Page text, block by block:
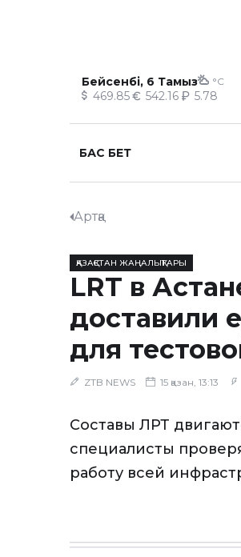
Бейсенбі, 6 Тамыз °C
469.85 542.16 5.78
БАС БЕТ
Артқа
ҚАЗАҚСТАН ЖАҢАЛЫҚТАРЫ
LRT в
доставили
для
ZTB NEWS 15 қазан, 13:13
Составы ЛРТ
специалисты
работу всей